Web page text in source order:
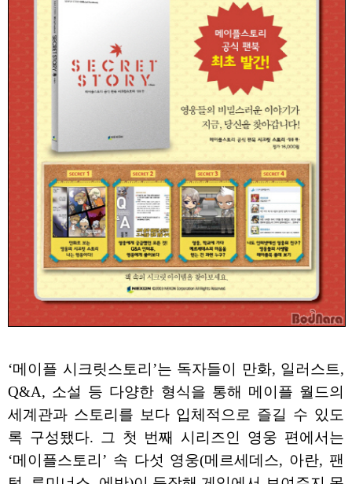
‘메이플 시크릿스토리’는 독자들이 만화, 일러스트,
Q&A, 소설 등 다양한 형식을 통해 메이플 월드의
세계관과 스토리를 보다 입체적으로 즐길 수 있도
록 구성됐다. 그 첫 번째 시리즈인 영웅 편에서는
‘메이플스토리’ 속 다섯 영웅(메르세데스, 아란, 팬